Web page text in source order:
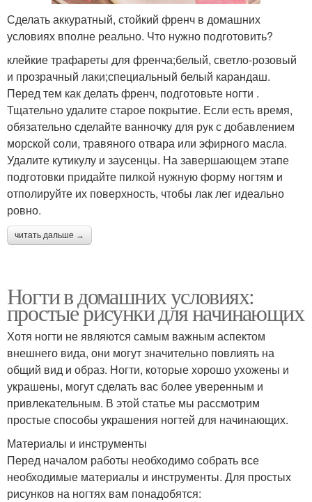
Сделать аккуратный, стойкий френч в домашних
условиях вполне реально. Что нужно подготовить?
клейкие трафареты для френча;белый, светло-розовый
и прозрачный лаки;специальный белый карандаш.
Перед тем как делать френч, подготовьте ногти .
Тщательно удалите старое покрытие. Если есть время,
обязательно сделайте ванночку для рук с добавлением
морской соли, травяного отвара или эфирного масла.
Удалите кутикулу и заусенцы. На завершающем этапе
подготовки придайте пилкой нужную форму ногтям и
отполируйте их поверхность, чтобы лак лег идеально
ровно.
читать дальше →
Ногти в домашних условиях:
простые рисунки для начинающих
Хотя ногти не являются самым важным аспектом
внешнего вида, они могут значительно повлиять на
общий вид и образ. Ногти, которые хорошо ухожены и
украшены, могут сделать вас более уверенным и
привлекательным. В этой статье мы рассмотрим
простые способы украшения ногтей для начинающих.
Материалы и инструменты
Перед началом работы необходимо собрать все
необходимые материалы и инструменты. Для простых
рисунков на ногтях вам понадобятся: